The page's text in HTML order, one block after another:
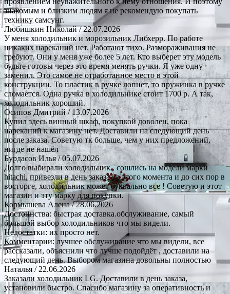
знакомым и близким людям я не рекомендую покупать
технику самсунг.
Любишкин Николай/ 22.07.2026
У меня холодильник и морозильник Либхерр. По работе
никаких нареканий нет. Работают тихо. Размораживания не
требуют. Они у меня уже более 5 лет. Кто выберет эту модель
будьте готовы через это время менять ручки. Я уже одну
заменил. Это самое не отработанное место в этой
конструкции. То пластик в ручке лопнет, то пружинка в ручке
сломается. Одна ручка в холодильнике стоит 1700 р. А так,
холодильник хороший.
Осипов Дмитрий/ 13.07.2026
Купил здесь винный шкаф, покупкой доволен, пока
нареканий к магазину нет. Доставили на следующий день
после заказа. Советую тк больше, чем у них предложений,
нигде не нашёл
Бурдасов Илья/ 05.07.2026
Долго выбирали холодильник , сошлись на модели марки
hitachi, привезли в день заказа , с этого момента и до сих пор в
восторге, холодильник может буквально все ! Советую и этот
магазин и эту марку для покупки.
Кормышева Алена/ 28.06.2026
Достоинства: быстрая доставка.обслуживание, самый
большой выбор холодильников что мы видели.
Недостатки: их просто нет.
Комментарии: лучшее обслуживание что мы видели, все
рассказали, объяснили что лучше подойдёт , доставили на
следующий день. Выбором магазина довольны полностью
Наталья / 22.06.2026
Заказали холодильник LG. Доставили в день заказа,
установили быстро. Спасибо магазину за оперативность и